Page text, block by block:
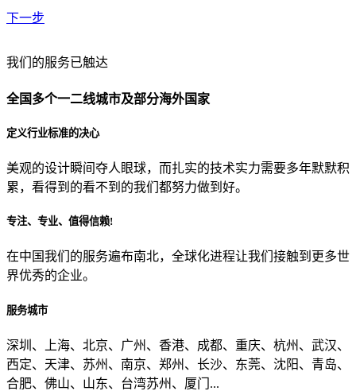
下一步
贵公司预算范围是？
贵公司的团队规模是？
目前主要的营销渠道是？
我们的服务已触达
全国多个一二线城市及部分海外国家
定义行业标准的决心
美观的设计瞬间夺人眼球，而扎实的技术实力需要多年默默积
累，看得到的看不到的我们都努力做到好。
专注、专业、值得信赖!
在中国我们的服务遍布南北，全球化进程让我们接触到更多世
界优秀的企业。
服务城市
深圳、上海、北京、广州、香港、成都、重庆、杭州、武汉、
西定、天津、苏州、南京、郑州、长沙、东莞、沈阳、青岛、
合肥、佛山、山东、台湾苏州、厦门...